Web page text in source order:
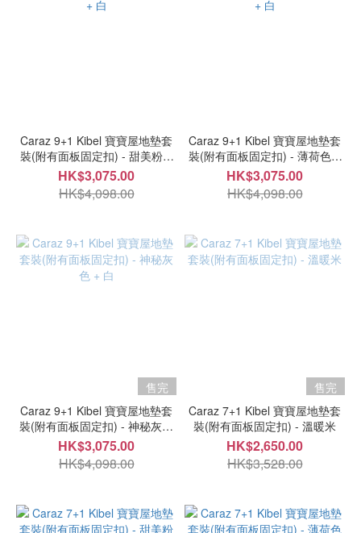
Caraz 9+1 Kibel 寶寶屋地墊套
裝(附有面板固定扣) - 甜美粉 +
白
HK$3,075.00
HK$4,098.00
Caraz 9+1 Kibel 寶寶屋地墊套
裝(附有面板固定扣) - 薄荷色 +
白
HK$3,075.00
HK$4,098.00
售完
Caraz 9+1 Kibel 寶寶屋地墊套
裝(附有面板固定扣) - 神秘灰色
+ 白
HK$3,075.00
HK$4,098.00
售完
Caraz 7+1 Kibel 寶寶屋地墊套
裝(附有面板固定扣) - 溫暖米
HK$2,650.00
HK$3,528.00